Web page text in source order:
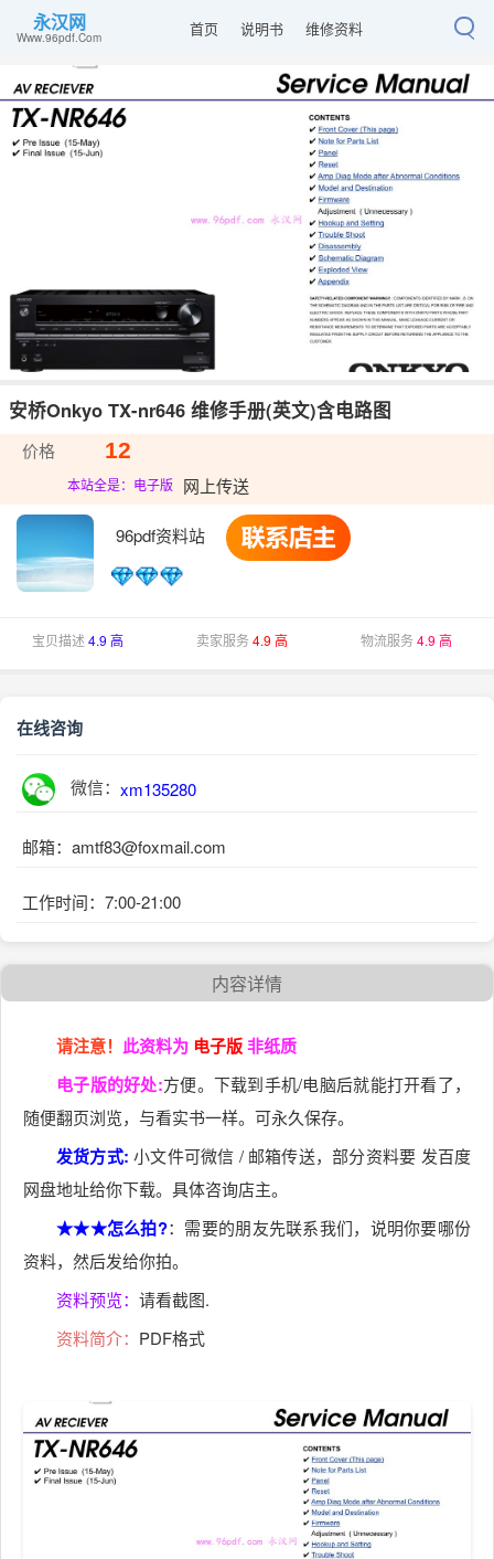
永汉网
Www.96pdf.Com 首页 说明书 维修资料
安桥Onkyo TX-nr646 维修手册(英文)含电路图
价格 12
本站全是：电子版 网上传送
96pdf资料站
宝贝描述 4.9 高 卖家服务4.9 高 物流服务4.9 高
在线咨询
微信： xm135280
邮箱：amtf83@foxmail.com
工作时间：7:00-21:00
内容详情
请注意！ 此资料为 电子版非纸质
电子版的好处:方便。下载到手机/电脑后就能打开看了，
随便翻页浏览，与看实书一样。可永久保存。
发货方式: 小文件可微信 / 邮箱传送，部分资料要 发百度
网盘地址给你下载。具体咨询店主。
★★★怎么拍?：需要的朋友先联系我们，说明你要哪份
资料，然后发给你拍。
资料预览： 请看截图.
资料简介： PDF格式